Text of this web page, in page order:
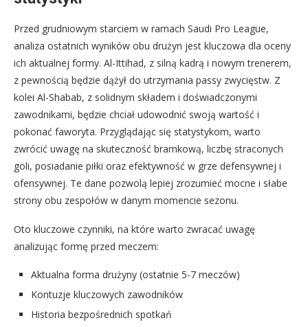
Przed grudniowym starciem w ramach Saudi Pro League,
analiza ostatnich wyników obu drużyn jest kluczowa dla oceny
ich aktualnej formy. Al-Ittihad, z silną kadrą i nowym trenerem,
z pewnością będzie dążył do utrzymania passy zwycięstw. Z
kolei Al-Shabab, z solidnym składem i doświadczonymi
zawodnikami, będzie chciał udowodnić swoją wartość i
pokonać faworyta. Przyglądając się statystykom, warto
zwrócić uwagę na skuteczność bramkową, liczbę straconych
goli, posiadanie piłki oraz efektywność w grze defensywnej i
ofensywnej. Te dane pozwolą lepiej zrozumieć mocne i słabe
strony obu zespołów w danym momencie sezonu.
Oto kluczowe czynniki, na które warto zwracać uwagę
analizując formę przed meczem:
Aktualna forma drużyny (ostatnie 5-7 meczów)
Kontuzje kluczowych zawodników
Historia bezpośrednich spotkań